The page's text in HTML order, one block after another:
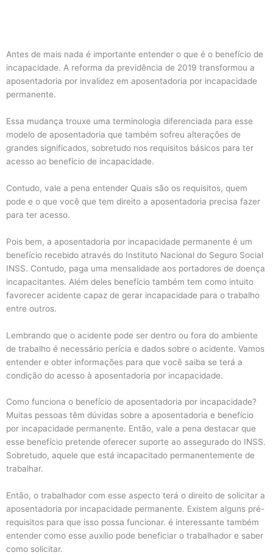
Antes de mais nada é importante entender o que é o benefício de
incapacidade. A reforma da previdência de 2019 transformou a
aposentadoria por invalidez em aposentadoria por incapacidade
permanente.
Essa mudança trouxe uma terminologia diferenciada para esse
modelo de aposentadoria que também sofreu alterações de
grandes significados, sobretudo nos requisitos básicos para ter
acesso ao benefício de incapacidade.
Contudo, vale a pena entender Quais são os requisitos, quem
pode e o que você que tem direito a aposentadoria precisa fazer
para ter acesso.
Pois bem, a aposentadoria por incapacidade permanente é um
benefício recebido através do Instituto Nacional do Seguro Social
INSS. Contudo, paga uma mensalidade aos portadores de doença
incapacitantes. Além deles benefício também tem como intuito
favorecer acidente capaz de gerar incapacidade para o trabalho
entre outros.
Lembrando que o acidente pode ser dentro ou fora do ambiente
de trabalho é necessário perícia e dados sobre o acidente. Vamos
entender e obter informações para que você saiba se terá a
condição do acesso à aposentadoria por incapacidade.
Como funciona o benefício de aposentadoria por incapacidade?
Muitas pessoas têm dúvidas sobre a aposentadoria e benefício
por incapacidade permanente. Então, vale a pena destacar que
esse benefício pretende oferecer suporte ao assegurado do INSS.
Sobretudo, aquele que está incapacitado permanentemente de
trabalhar.
Então, o trabalhador com esse aspecto terá o direito de solicitar a
aposentadoria por incapacidade permanente. Existem alguns pré-
requisitos para que isso possa funcionar. é interessante também
entender como esse auxílio pode beneficiar o trabalhador e saber
como solicitar.